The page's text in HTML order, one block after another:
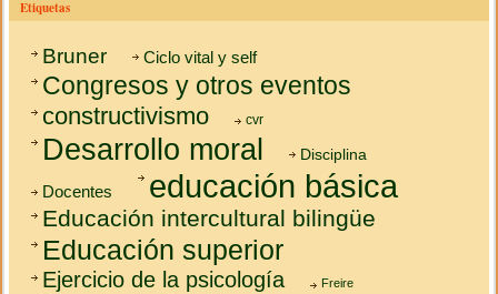
Etiquetas
Bruner Ciclo vital y self
Congresos y otros eventos
constructivismo cvr
Desarrollo moral Disciplina
Docentes educación básica
Educación intercultural bilingüe
Educación superior
Ejercicio de la psicología Freire